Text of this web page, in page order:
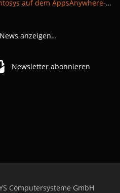
Phantosys auf dem AppsAnywhere-Tag in Bingen​
anzeigen…
Newsletter abonnieren
Computersysteme GmbH